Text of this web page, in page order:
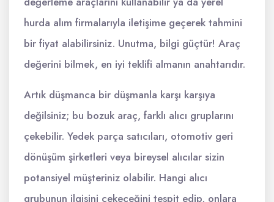
hurda alım firmalarıyla iletişime geçerek tahmini
bir fiyat alabilirsiniz. Unutma, bilgi güçtür! Araç
değerini bilmek, en iyi teklifi almanın anahtarıdır.
Artık düşmanca bir düşmanla karşı karşıya
değilsiniz; bu bozuk araç, farklı alıcı gruplarını
çekebilir. Yedek parça satıcıları, otomotiv geri
dönüşüm şirketleri veya bireysel alıcılar sizin
potansiyel müşteriniz olabilir. Hangi alıcı
grubunun ilgisini çekeceğini tespit edip, onlara